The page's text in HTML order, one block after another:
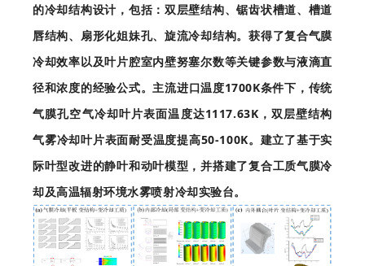
的冷却结构设计，包括：双层壁结构、锯齿状槽道、槽道
唇结构、扇形化姐妹孔、旋流冷却结构。获得了复合气膜
冷却效率以及叶片腔室内壁努塞尔数等关键参数与液滴直
径和浓度的经验公式。主流进口温度1700K条件下，传统
气膜孔空气冷却叶片表面温度达1117.63K，双层壁结构
气雾冷却叶片表面耐受温度提高50-100K。建立了基于实
际叶型改进的静叶和动叶模型，并搭建了复合工质气膜冷
却及高温辐射环境水雾喷射冷却实验台。